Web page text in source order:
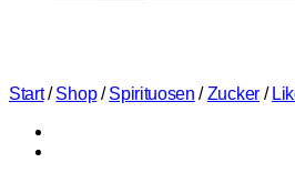
Start / Shop / Spirituosen / Zucker /